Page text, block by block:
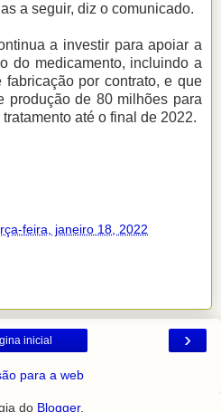
a seguir, diz o comunicado.
a investir para apoiar a
do medicamento, incluindo a
por contrato, e que
produção de 80 milhões para
até o final de 2022.
feira, janeiro 18, 2022
›
inicial
para a web
do Blogger.